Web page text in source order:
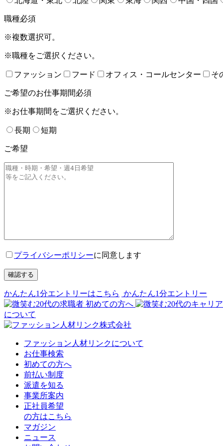
職種必須
※複数選択可。
※職種をご選択ください。
ファッション フード オフィス・コールセンター そ
ご希望のお仕事期間必須
※お仕事期間をご選択ください。
長期 短期
ご希望
プライバシーポリシーに同意します
確認する
かんたん1分エントリーはこちら かんたん1分エントリー
初めての方へ
について
ファッション人材リンクについて
お仕事検索
初めての方へ
前払い制度
派遣を知る
事業所案内
正社員希望
の方はこちら
マガジン
ニュース